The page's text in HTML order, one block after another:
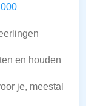
en houden
je, meestal